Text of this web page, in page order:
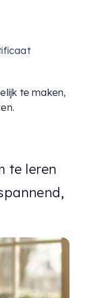
te maken,
te leren